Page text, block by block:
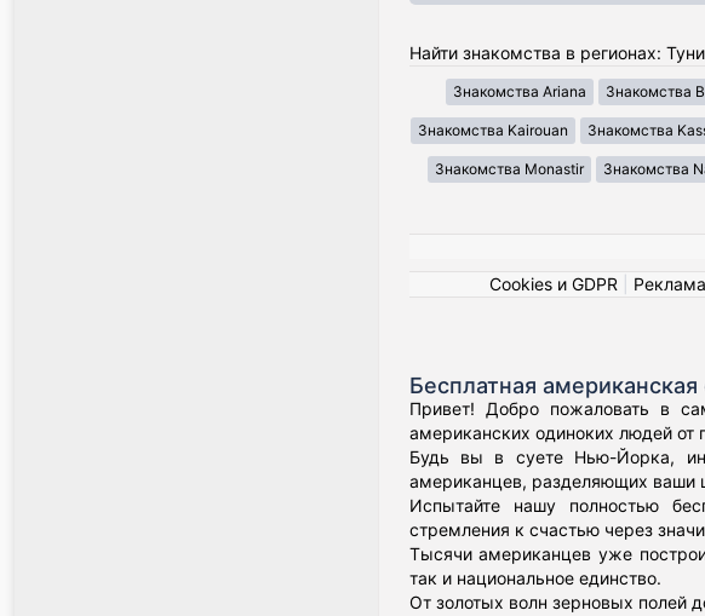
Найти знакомства в регионах:
Знакомства Ariana Знакомства
Знакомства Kairouan Знакомства
Знакомства Monastir Знакомства
Cookies и GDPR
Реклама
Бесплатная
Привет! Добро пожаловать в
американских одиноких людей от
Будь вы в суете Нью-Йорка,
американцев, разделяющих ваши
Испытайте нашу полностью
стремления к счастью через
Тысячи американцев уже
так и национальное единство.
От золотых волн зерновых полей